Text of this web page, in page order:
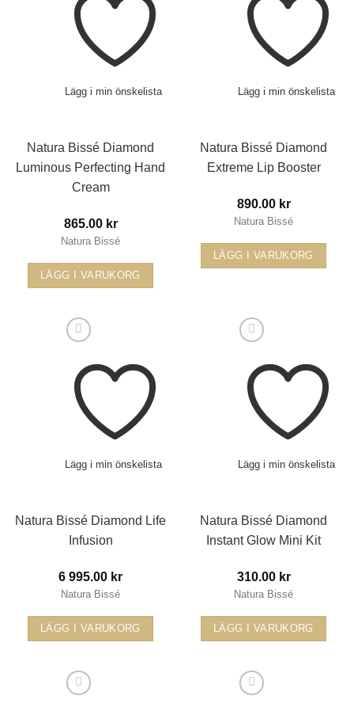
Lägg i min önskelista
Natura Bissé Diamond
Luminous Perfecting Hand
Cream
865.00 kr
Natura Bissé
LÄGG I VARUKORG
Lägg i min önskelista
Natura Bissé Diamond
Extreme Lip Booster
890.00 kr
Natura Bissé
LÄGG I VARUKORG
Lägg i min önskelista
Natura Bissé Diamond Life
Infusion
6 995.00 kr
Natura Bissé
LÄGG I VARUKORG
Lägg i min önskelista
Natura Bissé Diamond
Instant Glow Mini Kit
310.00 kr
Natura Bissé
LÄGG I VARUKORG